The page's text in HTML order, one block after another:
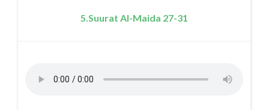
5.Suurat Al-Maida 27-31